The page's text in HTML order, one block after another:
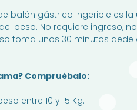
balón gástrico ingerible es
peso. No requiere ingreso,
toma unos 30 minutos
Compruébalo:
entre 10 y 15 Kg.